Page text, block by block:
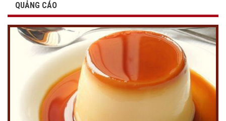
QUẢNG CÁO